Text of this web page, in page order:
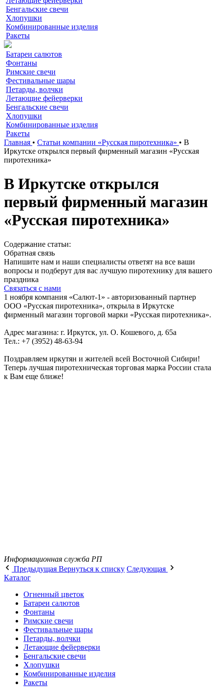
Бенгальские свечи
Хлопушки
Комбинированные изделия
Ракеты
Батареи салютов
Фонтаны
Римские свечи
Фестивальные шары
Петарды, волчки
Летающие фейерверки
Бенгальские свечи
Хлопушки
Комбинированные изделия
Ракеты
Главная • Статьи компании «Русская пиротехника» • В
Иркутске открылся первый фирменный магазин «Русская
пиротехника»
В Иркутске открылся
первый фирменный магазин
«Русская пиротехника»
Содержание статьи:
Обратная связь
Напишите нам и наши специалисты ответят на все ваши
вопросы и подберут для вас лучшую пиротехнику для вашего
праздника
Связаться с нами
1 ноября компания «Салют-1» - авторизованный партнер
ООО «Русская пиротехника», открыла в Иркутске
фирменный магазин торговой марки «Русская пиротехника».
Адрес магазина: г. Иркутск, ул. О. Кошевого, д. 65а
Тел.: +7 (3952) 48-63-94
Поздравляем иркутян и жителей всей Восточной Сибири!
Теперь лучшая пиротехническая торговая марка России стала
к Вам еще ближе!
Информационная служба РП
Предыдущая Вернуться к списку Следующая
Каталог
Огненный цветок
Батареи салютов
Фонтаны
Римские свечи
Фестивальные шары
Петарды, волчки
Летающие фейерверки
Бенгальские свечи
Хлопушки
Комбинированные изделия
Ракеты